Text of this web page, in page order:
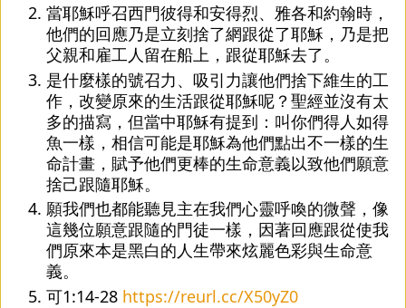
當耶穌呼召西門彼得和安得烈、雅各和約翰時，
他們的回應乃是立刻捨了網跟從了耶穌，乃是把
父親和雇工人留在船上，跟從耶穌去了。
是什麼樣的號召力、吸引力讓他們捨下維生的工
作，改變原來的生活跟從耶穌呢？聖經並沒有太
多的描寫，但當中耶穌有提到：叫你們得人如得
魚一樣，相信可能是耶穌為他們點出不一樣的生
命計畫，賦予他們更棒的生命意義以致他們願意
捨己跟隨耶穌。
願我們也都能聽見主在我們心靈呼喚的微聲，像
這幾位願意跟隨的門徒一樣，因著回應跟從使我
們原來本是黑白的人生帶來炫麗色彩與生命意
義。
可1:14-28 https://reurl.cc/X50yZ0